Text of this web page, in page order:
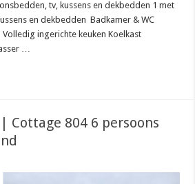
tv, kussens en dekbedden 1 met
en dekbedden Badkamer & WC
ingerichte keuken Koelkast
…
Cottage 804 6 persoons